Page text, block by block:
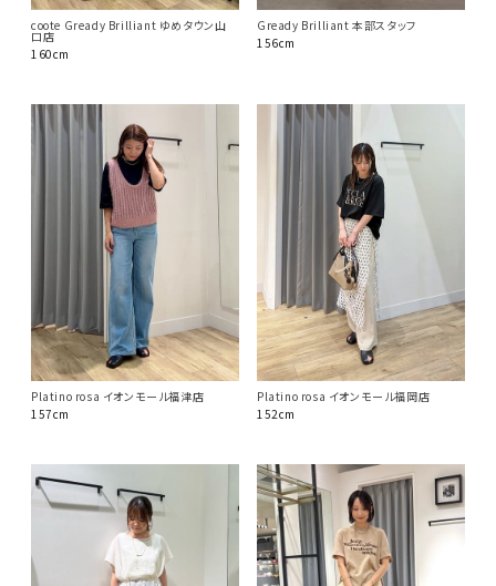
coote Gready Brilliant ゆめタウン山
口店
160cm
Gready Brilliant 本部スタッフ
156cm
Platino rosa イオンモール福津店
157cm
Platino rosa イオンモール福岡店
152cm